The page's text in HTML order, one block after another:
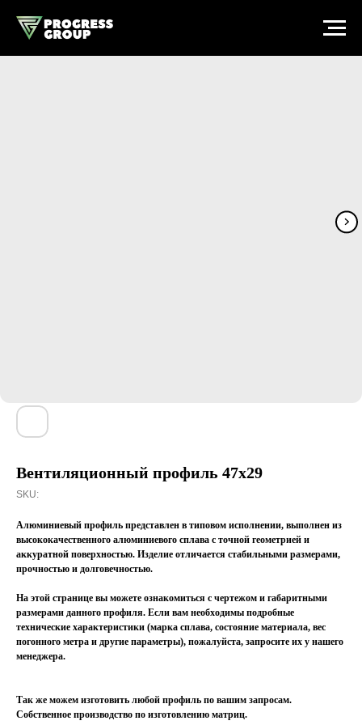
Вентиляционный профиль 47х29
SKU:
Алюминиевый профиль представлен в типовом исполнении, выполнен из
высококачественного алюминиевого сплава с точной геометрией и
аккуратной поверхностью. Изделие отличается стабильными размерами,
прочностью и долговечностью.
На этой странице вы можете ознакомиться с чертежом и габаритными
размерами данного профиля. Если вам необходимы подробные
технические характеристики (марка сплава, состояние материала, вес
погонного метра и другие параметры), пожалуйста, запросите их у нашего
менеджера.
Так же можем изготовить любой профиль по вашим запросам.
Собственное производство по изготовлению матриц.